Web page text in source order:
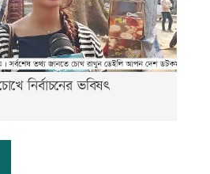
নির্বাচনের ভবিষৎ